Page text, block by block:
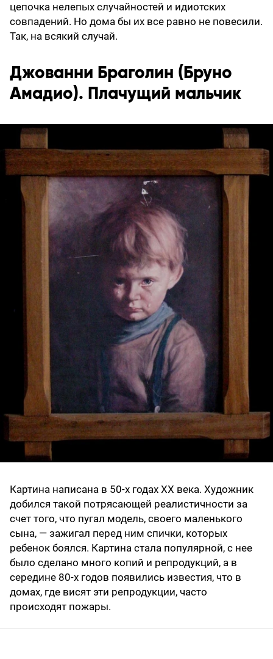
цепочка нелепых случайностей и идиотских
совпадений. Но дома бы их все равно не повесили.
Так, на всякий случай.
Джованни Браголин (Бруно
Амадио). Плачущий мальчик
Картина написана в 50-х годах XX века. Художник
добился такой потрясающей реалистичности за
счет того, что пугал модель, своего маленького
сына, — зажигал перед ним спички, которых
ребенок боялся. Картина стала популярной, с нее
было сделано много копий и репродукций, а в
середине 80-х годов появились известия, что в
домах, где висят эти репродукции, часто
происходят пожары.